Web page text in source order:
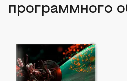
программного